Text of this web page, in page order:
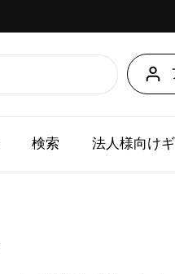
検索 法人様向け